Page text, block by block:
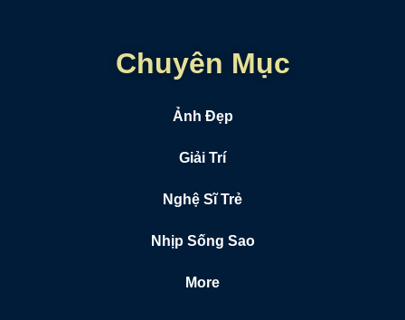
Chuyên Mục
Ảnh Đẹp
Giải Trí
Nghệ Sĩ Trẻ
Nhịp Sống Sao
More